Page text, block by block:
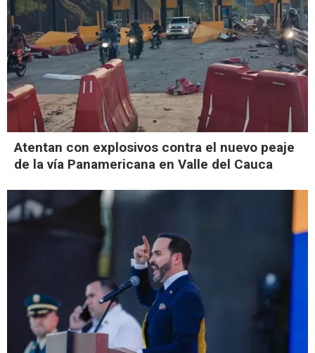
Atentan con explosivos contra el nuevo peaje
de la vía Panamericana en Valle del Cauca